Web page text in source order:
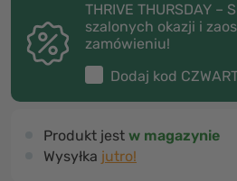
THRIVE THURSDAY
szalonych okazji i
zamówieniu!
Dodaj kod
Produkt jest w magazynie
Wysyłka jutro!